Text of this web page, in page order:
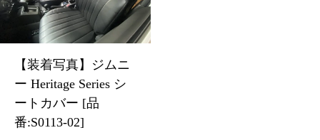
【装着写真】ジムニ
ー Heritage Series シ
ートカバー [品
番:S0113-02]